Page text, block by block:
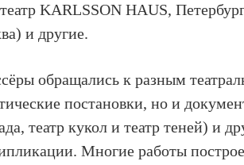
KARLSSON HAUS,
и другие.
обращались к разным
постановки, но и
театр кукол и театр теней) и
Многие работы